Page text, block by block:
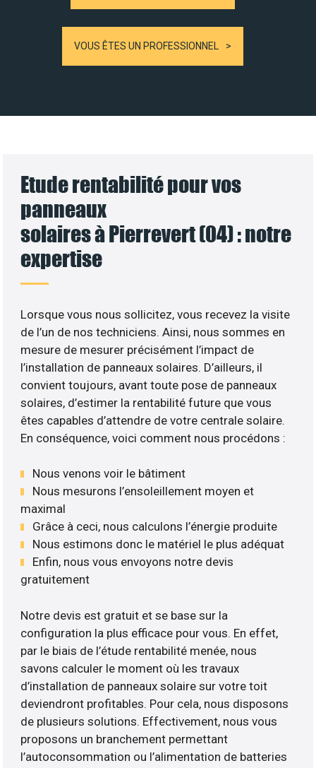
VOUS ÊTES UN PROFESSIONNEL
Etude rentabilité pour vos
panneaux
solaires à Pierrevert (04) : notre
expertise
Lorsque vous nous sollicitez, vous recevez la visite
de l’un de nos techniciens. Ainsi, nous sommes en
mesure de mesurer précisément l’impact de
l’installation de panneaux solaires. D’ailleurs, il
convient toujours, avant toute pose de panneaux
solaires, d’estimer la rentabilité future que vous
êtes capables d’attendre de votre centrale solaire.
En conséquence, voici comment nous procédons :
Nous venons voir le bâtiment
Nous mesurons l’ensoleillement moyen et
maximal
Grâce à ceci, nous calculons l’énergie produite
Nous estimons donc le matériel le plus adéquat
Enfin, nous vous envoyons notre devis
gratuitement
Notre devis est gratuit et se base sur la
configuration la plus efficace pour vous. En effet,
par le biais de l’étude rentabilité menée, nous
savons calculer le moment où les travaux
d’installation de panneaux solaire sur votre toit
deviendront profitables. Pour cela, nous disposons
de plusieurs solutions. Effectivement, nous vous
proposons un branchement permettant
l’autoconsommation ou l’alimentation de batteries